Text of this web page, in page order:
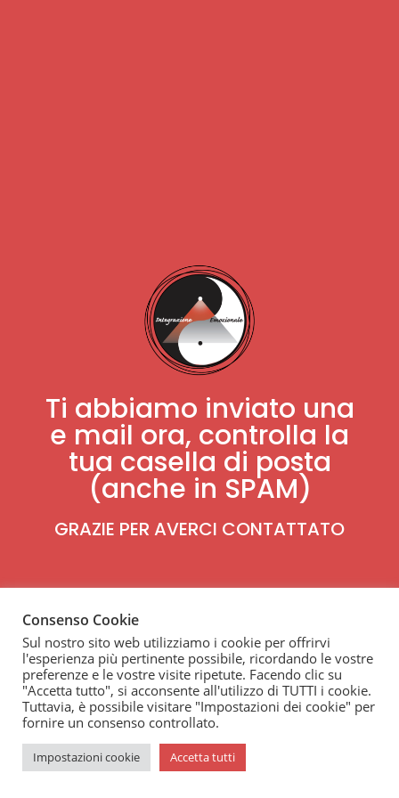
Ti abbiamo inviato una
e mail ora, controlla la
tua casella di posta
(anche in SPAM)
GRAZIE PER AVERCI CONTATTATO
Consenso Cookie
Sul nostro sito web utilizziamo i cookie per offrirvi
l'esperienza più pertinente possibile, ricordando le vostre
preferenze e le vostre visite ripetute. Facendo clic su
"Accetta tutto", si acconsente all'utilizzo di TUTTI i cookie.
Tuttavia, è possibile visitare "Impostazioni dei cookie" per
fornire un consenso controllato.
Impostazioni cookie Accetta tutti